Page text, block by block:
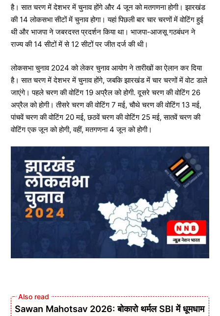
है। सात चरण में देशभर में चुनाव होंगे और 4 जून को मतगणना होगी। झारखंड
की 14 लोकसभा सीटों में चुनाव होगा। यहां पिछली बार चार चरणों में वोटिंग हुई
थी और भाजपा ने जबरदस्‍त प्रदर्शन किया था। भाजपा-आजसू गठबंधन ने
राज्य की 14 सीटों में से 12 सीटों पर जीत दर्ज की थी।
लोकसभा चुनाव 2024 को लेकर चुनाव आयोग ने तारीखों का ऐलान कर दिया
है। सात चरण में देशभर में चुनाव होंगे, जबकि झारखंड में चार चरणों में वोट डाले
जाएंगे। पहले चरण की वोटिंग 19 अप्रैल को होगी. दूसरे चरण की वोटिंग 26
अप्रैल को होगी। तीसरे चरण की वोटिंग 7 मई, चौथे चरण की वोटिंग 13 मई,
पांचवें चरण की वोटिंग 20 मई, छठवें चरण की वोटिंग 25 मई, सातवें चरण की
वोटिंग एक जून को होगी, वहीं, मतगणना 4 जून को होगी।
Sawan Mahotsav 2026: बोकारो थर्मल SBI में धूमधाम